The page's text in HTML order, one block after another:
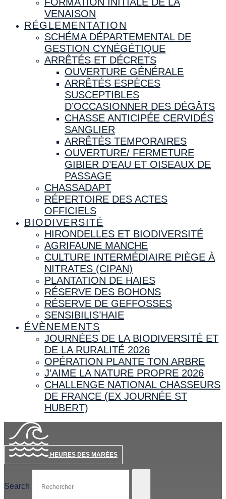
VENAISON
RÉGLEMENTATION
SCHÉMA DÉPARTEMENTAL DE
GESTION CYNÉGÉTIQUE
ARRÊTÉS ET DÉCRETS
OUVERTURE GÉNÉRALE
ARRÊTÉS ESPÈCES
SUSCEPTIBLES
D’OCCASIONNER DES DÉGÂTS
CHASSE ANTICIPÉE CERVIDÉS
SANGLIER
ARRÊTÉS TEMPORAIRES
OUVERTURE/ FERMETURE
GIBIER D’EAU ET OISEAUX DE
PASSAGE
CHASSADAPT
RÉPERTOIRE DES ACTES
OFFICIELS
BIODIVERSITÉ
HIRONDELLES ET BIODIVERSITÉ
AGRIFAUNE MANCHE
CULTURE INTERMÉDIAIRE PIÈGE À
NITRATES (CIPAN)
PLANTATION DE HAIES
RÉSERVE DES BOHONS
RÉSERVE DE GEFFOSSES
SENSIBILIS’HAIE
ÉVÈNEMENTS
JOURNÉES DE LA BIODIVERSITÉ ET
DE LA RURALITÉ 2026
OPÉRATION PLANTE TON ARBRE
J’AIME LA NATURE PROPRE 2026
CHALLENGE NATIONAL CHASSEURS
DE FRANCE (EX JOURNÉE ST
HUBERT)
HEURES DES MARÉES
Search